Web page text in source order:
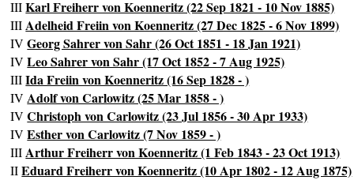
IIIKarl Freiherr von Koenneritz (22 Sep 1821 - 10 Nov 1885)
IIIAdelheid Freiin von Koenneritz (27 Dec 1825 - 6 Nov 1899)
IVGeorg Sahrer von Sahr (26 Oct 1851 - 18 Jan 1921)
IVLeo Sahrer von Sahr (17 Oct 1852 - 7 Aug 1925)
IIIIda Freiin von Koenneritz (16 Sep 1828 - )
IVAdolf von Carlowitz (25 Mar 1858 - )
IVChristoph von Carlowitz (23 Jul 1856 - 30 Apr 1933)
IVEsther von Carlowitz (7 Nov 1859 - )
IIIArthur Freiherr von Koenneritz (1 Feb 1843 - 23 Oct 1913)
IIEduard Freiherr von Koenneritz (10 Apr 1802 - 12 Aug 1875)